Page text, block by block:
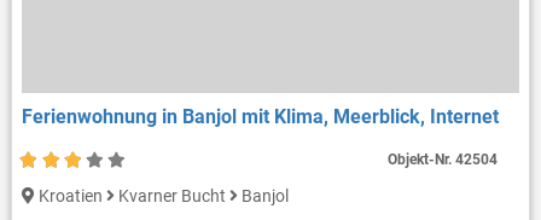
Ferienwohnung in Banjol mit Klima, Meerblick, Internet
Kroatien Kvarner Bucht Banjol
Objekt-Nr.42504